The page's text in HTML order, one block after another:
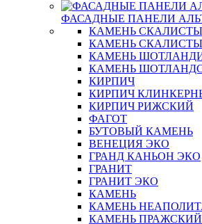
ФАСАДНЫЕ ПАНЕЛИ
КАМЕНЬ
КАМЕНЬ
КАМЕНЬ
КАМЕНЬ
КИРПИЧ
КИРПИЧ
КИРПИЧ РИЖСКИЙ
ФАГОТ
БУТОВЫЙ КАМЕНЬ
ВЕНЕЦИЯ ЭКО
ГРАНД КАНЬОН ЭКО
ГРАНИТ
ГРАНИТ ЭКО
КАМЕНЬ
КАМЕНЬ
КАМЕНЬ ПРАЖСКИЙ